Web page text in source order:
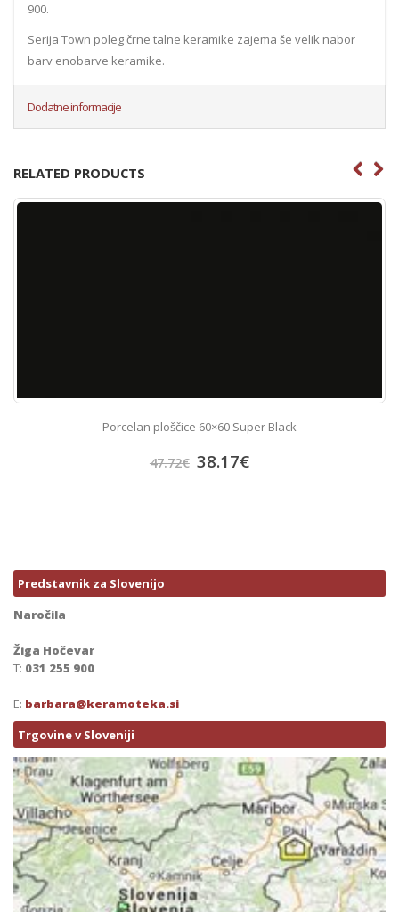
900.
Serija Town poleg črne talne keramike zajema še velik nabor
barv enobarve keramike.
Dodatne informacije
RELATED PRODUCTS
Porcelan ploščice 60×60 Super Black
47.72€ 38.17€
Predstavnik za Slovenijo
Naročila
Žiga Hočevar
T: 031 255 900
E: barbara@keramoteka.si
Trgovine v Sloveniji